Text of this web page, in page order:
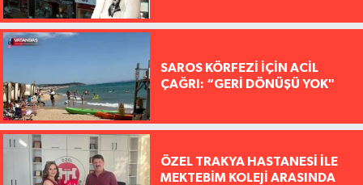
SAROS KÖRFEZİ İÇİN ACİL
ÇAĞRI: “GERİ DÖNÜŞÜ YOK"
ÖZEL TRAKYA HASTANESİ İLE
MEKTEBİM KOLEJİ ARASINDA